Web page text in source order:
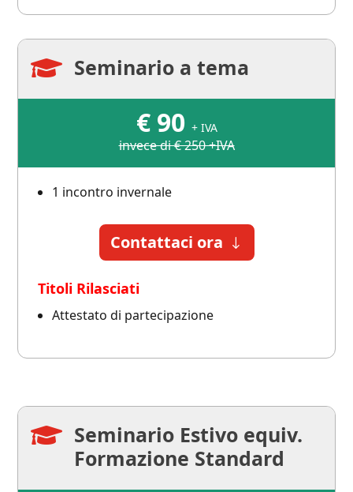
 Seminario a tema
€90 + IVA
invece di € 250 +IVA
1 incontro invernale
Contattaci ora
Titoli Rilasciati
Attestato di partecipazione
 Seminario Estivo equiv.
Formazione Standard